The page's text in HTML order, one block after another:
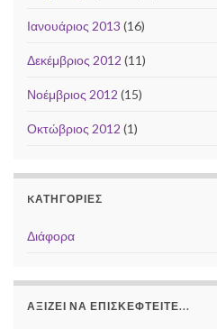
Ιανουάριος 2013 (16)
Δεκέμβριος 2012 (11)
Νοέμβριος 2012 (15)
Οκτώβριος 2012 (1)
KΑΤΗΓΟΡΊΕΣ
Διάφορα
ΑΞΊΖΕΙ ΝΑ ΕΠΙΣΚΕΦΤΕΊΤΕ...